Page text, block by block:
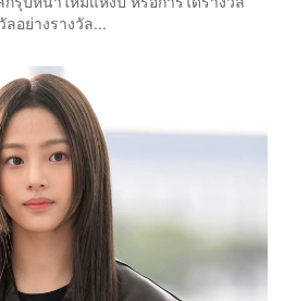
อย่างรางวัล...